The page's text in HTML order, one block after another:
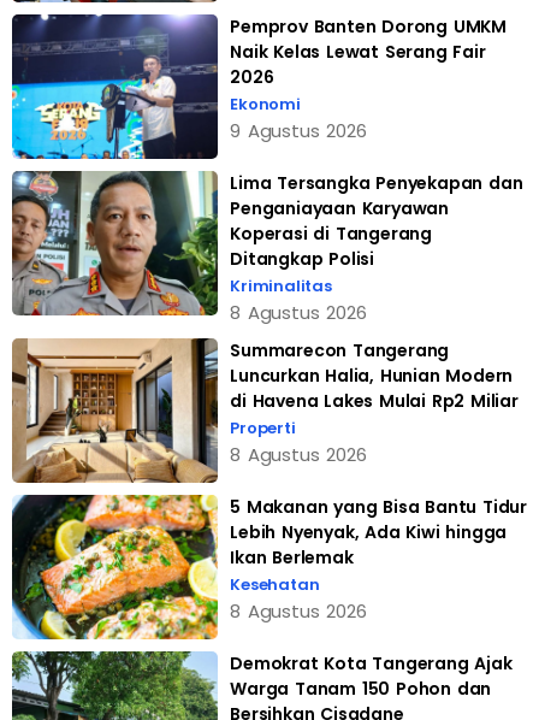
Pemprov Banten Dorong UMKM
Naik Kelas Lewat Serang Fair
2026
Ekonomi
9 Agustus 2026
Lima Tersangka Penyekapan dan
Penganiayaan Karyawan
Koperasi di Tangerang
Ditangkap Polisi
Kriminalitas
8 Agustus 2026
Summarecon Tangerang
Luncurkan Halia, Hunian Modern
di Havena Lakes Mulai Rp2 Miliar
Properti
8 Agustus 2026
5 Makanan yang Bisa Bantu Tidur
Lebih Nyenyak, Ada Kiwi hingga
Ikan Berlemak
Kesehatan
8 Agustus 2026
Demokrat Kota Tangerang Ajak
Warga Tanam 150 Pohon dan
Bersihkan Cisadane